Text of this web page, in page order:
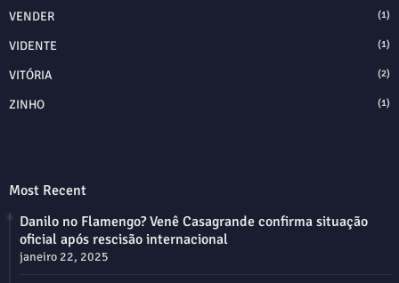
VENDER (1)
VIDENTE (1)
VITÓRIA (2)
ZINHO (1)
Most Recent
Danilo no Flamengo? Venê Casagrande confirma situação
oficial após rescisão internacional
janeiro 22, 2025